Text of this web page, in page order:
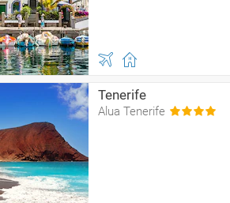
Tenerife
Alua Tenerife